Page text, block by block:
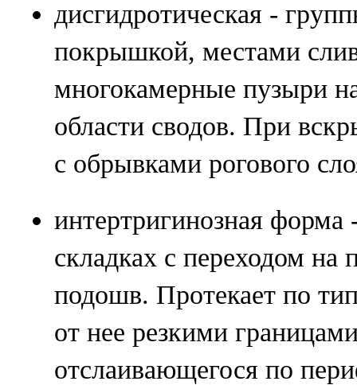
дисгидротическая -
покрышкой, местами
многокамерные пузыри
области сводов. При
с обрывками рогового
интертригинозная
складках с переходом на
подошв. Протекает по
от нее резкими
отслаивающегося по